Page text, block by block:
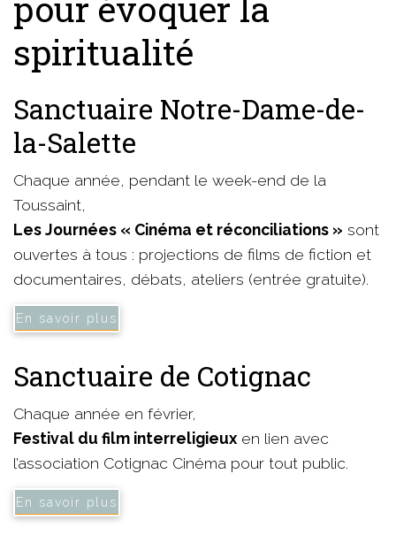
spiritualité
Sanctuaire Notre-Dame-de-
la-Salette
Chaque année, pendant le week-end de la
Toussaint,
Les Journées « Cinéma et réconciliations » sont
ouvertes à tous : projections de films de fiction et
documentaires, débats, ateliers (entrée gratuite).
En savoir plus
Sanctuaire de Cotignac
Chaque année en février,
Festival du film interreligieux en lien avec
l’association Cotignac Cinéma pour tout public.
En savoir plus